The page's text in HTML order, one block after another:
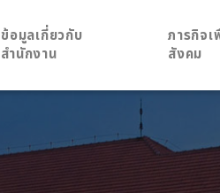
ข้อมูลเกี่ยวกับ
สำนักงาน
ภารกิจเ
สังคม